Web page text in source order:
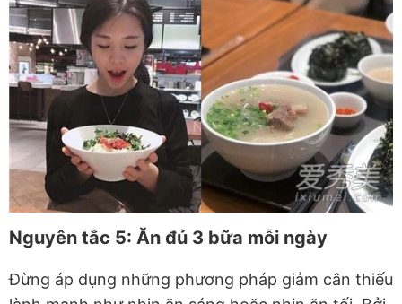
Nguyên tắc 5: Ăn đủ 3 bữa mỗi ngày
Đừng áp dụng những phương pháp giảm cân thiếu